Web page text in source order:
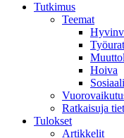
Tutkimus
Teemat
Työurat
Hoiva
Ratkaisuja
Tulokset
Artikkelit